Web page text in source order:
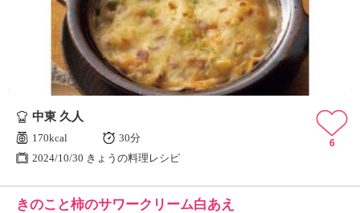
中東 久人
170kcal
30分
2024/10/30 きょうの料理レシピ
6
きのこと柿のサワークリーム白あえ